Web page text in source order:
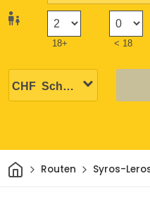
18+ < 18
HeimRouten Syros-